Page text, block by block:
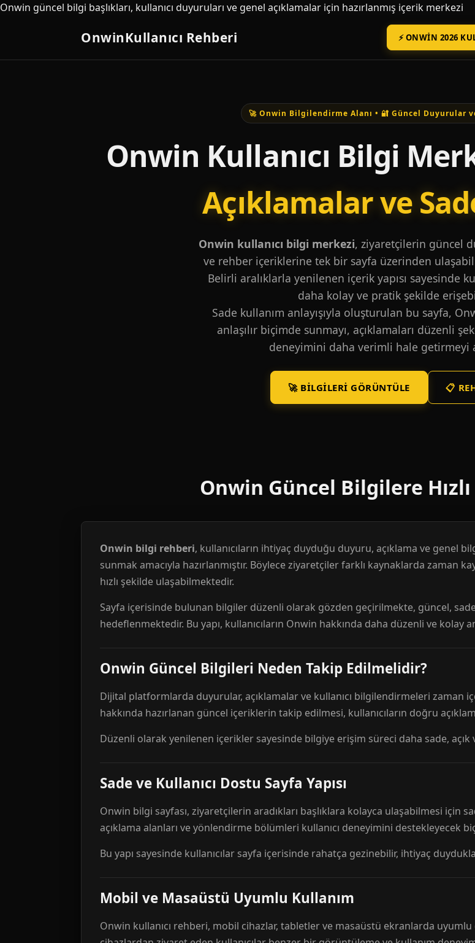
Onwin güncel bilgi başlıkları, kullanıcı duyuruları ve genel açıklamalar için hazırlanmış içerik merkezi
OnwinKullanıcı Rehberi ⚡ ONWIN 2026
🚀 Onwin Bilgilendirme Alanı • 🔐 Güncel Duyurular
Onwin Kullanıcı Bilgi
Açıklamalar ve
Onwin kullanıcı bilgi merkezi, ziyaretçilerin güncel
ve rehber içeriklerine tek bir sayfa üzerinden
Belirli aralıklarla yenilenen içerik yapısı sayesinde
daha kolay ve pratik şekilde
Sade kullanım anlayışıyla oluşturulan bu sayfa,
anlaşılır biçimde sunmayı, açıklamaları düzenli
deneyimini daha verimli hale getirmeyi
🚀 BILGILERI GÖRÜNTÜLE 📋
Onwin Güncel Bilgilere
Onwin bilgi rehberi, kullanıcıların ihtiyaç duyduğu duyuru, açıklama ve genel
sunmak amacıyla hazırlanmıştır. Böylece ziyaretçiler farklı kaynaklarda zaman
hızlı şekilde ulaşabilmektedir.
Sayfa içerisinde bulunan bilgiler düzenli olarak gözden geçirilmekte, güncel,
hedeflenmektedir. Bu yapı, kullanıcıların Onwin hakkında daha düzenli ve kolay
Onwin Güncel Bilgileri Neden Takip Edilmelidir?
Dijital platformlarda duyurular, açıklamalar ve kullanıcı bilgilendirmeleri zaman
hakkında hazırlanan güncel içeriklerin takip edilmesi, kullanıcıların doğru
Düzenli olarak yenilenen içerikler sayesinde bilgiye erişim süreci daha sade, açık
Sade ve Kullanıcı Dostu Sayfa Yapısı
Onwin bilgi sayfası, ziyaretçilerin aradıkları başlıklara kolayca ulaşabilmesi için
açıklama alanları ve yönlendirme bölümleri kullanıcı deneyimini destekleyecek
Bu yapı sayesinde kullanıcılar sayfa içerisinde rahatça gezinebilir, ihtiyaç
Mobil ve Masaüstü Uyumlu Kullanım
Onwin kullanıcı rehberi, mobil cihazlar, tabletler ve masaüstü ekranlarda uyumlu